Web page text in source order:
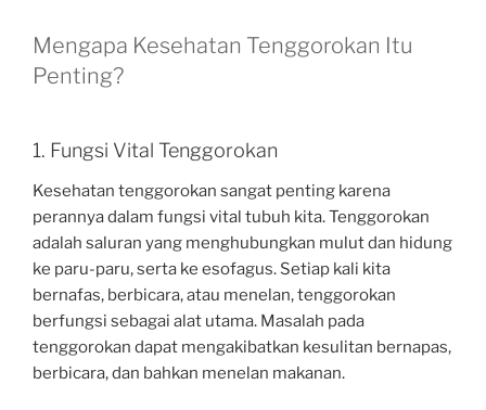
Mengapa Kesehatan Tenggorokan Itu
Penting?
1. Fungsi Vital Tenggorokan
Kesehatan tenggorokan sangat penting karena
perannya dalam fungsi vital tubuh kita. Tenggorokan
adalah saluran yang menghubungkan mulut dan hidung
ke paru-paru, serta ke esofagus. Setiap kali kita
bernafas, berbicara, atau menelan, tenggorokan
berfungsi sebagai alat utama. Masalah pada
tenggorokan dapat mengakibatkan kesulitan bernapas,
berbicara, dan bahkan menelan makanan.